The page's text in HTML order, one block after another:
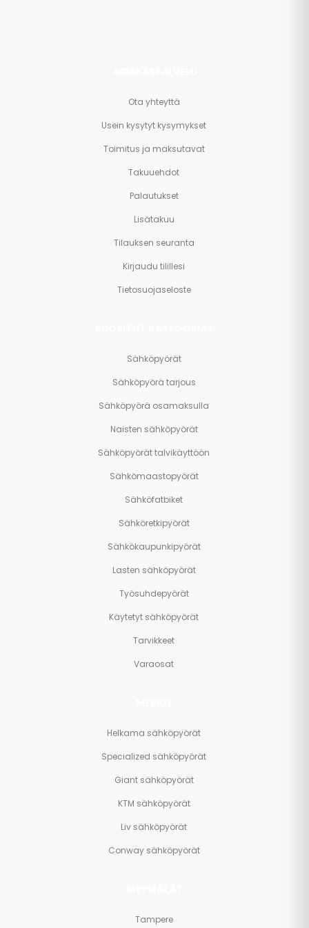
Ota yhteyttä
Usein kysytyt kysymykset
Toimitus ja maksutavat
Takuuehdot
Palautukset
Lisätakuu
Tilauksen seuranta
Kirjaudu tilillesi
Tietosuojaseloste
Sähköpyörät
Sähköpyörä tarjous
Sähköpyörä osamaksulla
Naisten sähköpyörät
Sähköpyörät talvikäyttöön
Sähkömaastopyörät
Sähköfatbiket
Sähköretkipyörät
Sähkökaupunkipyörät
Lasten sähköpyörät
Työsuhdepyörät
Käytetyt sähköpyörät
Tarvikkeet
Varaosat
Helkama sähköpyörät
Specialized sähköpyörät
Giant sähköpyörät
KTM sähköpyörät
Liv sähköpyörät
Conway sähköpyörät
Tampere